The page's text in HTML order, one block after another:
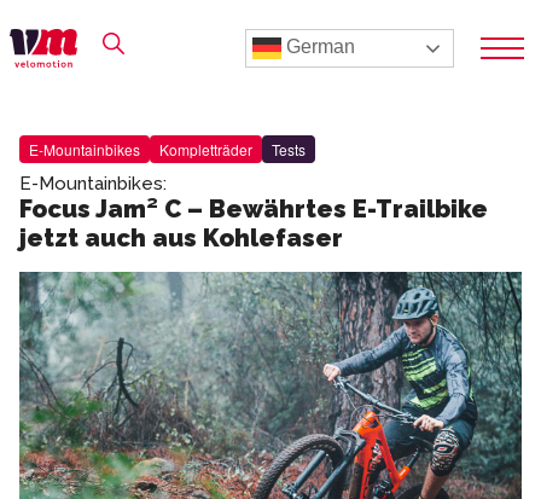
German
E-Mountainbikes Kompletträder Tests
E-Mountainbikes:
Focus Jam² C – Bewährtes E-Trailbike
jetzt auch aus Kohlefaser